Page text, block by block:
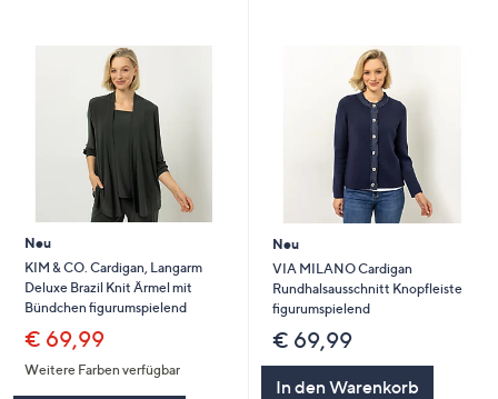
Neu
KIM & CO. Cardigan, Langarm
Deluxe Brazil Knit Ärmel mit
Bündchen figurumspielend
€ 69,99
Weitere Farben verfügbar
Neu
VIA MILANO Cardigan
Rundhalsausschnitt Knopfleiste
figurumspielend
€ 69,99
In den Warenkorb